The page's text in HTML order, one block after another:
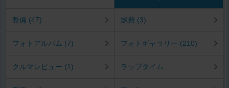
整備 (47) 燃費 (3)
フォトアルバム (7) フォトギャラリー (210)
クルマレビュー (1) ラップタイム